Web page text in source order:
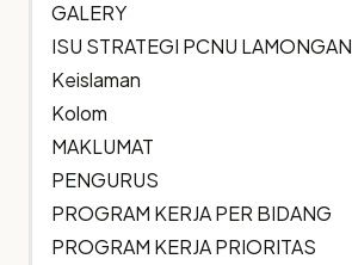
GALERY
ISU STRATEGI PCNU LAMONGAN
Keislaman
Kolom
MAKLUMAT
PENGURUS
PROGRAM KERJA PER BIDANG
PROGRAM KERJA PRIORITAS